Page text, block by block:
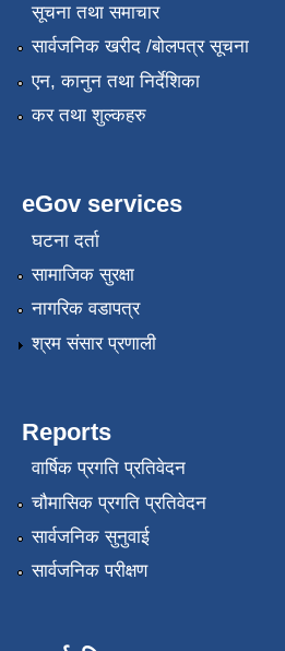
सूचना तथा समाचार
सार्वजनिक खरीद /बोलपत्र सूचना
एन, कानुन तथा निर्देशिका
कर तथा शुल्कहरु
eGov services
घटना दर्ता
सामाजिक सुरक्षा
नागरिक वडापत्र
श्रम संसार प्रणाली
Reports
वार्षिक प्रगति प्रतिवेदन
चौमासिक प्रगति प्रतिवेदन
सार्वजनिक सुनुवाई
सार्वजनिक परीक्षण